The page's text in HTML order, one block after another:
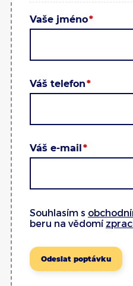
Vaše jméno
Váš telefon
Váš e-mail
Souhlasím s
beru na vědomí
Odeslat poptávku